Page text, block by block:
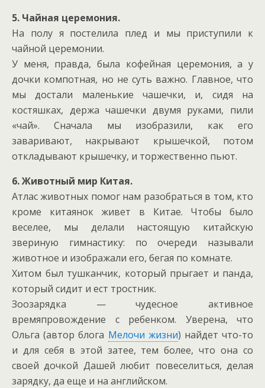
5. Чайная церемония.
На полу я постелила плед и мы приступили к
чайной церемонии.
У меня, правда, была кофейная церемония, а у
дочки компотная, но не суть важно. Главное, что
мы достали маленькие чашечки, и, сидя на
костяшках, держа чашечки двумя руками, пили
«чай». Сначала мы изобразили, как его
заваривают, накрывают крышечкой, потом
откладывают крышечку, и торжественно пьют.
6. Животный мир Китая.
Атлас животных помог нам разобраться в том, кто
кроме китаянок живет в Китае. Чтобы было
веселее, мы делали настоящую китайскую
звериную гимнастику: по очереди называли
животное и изображали его, бегая по комнате.
Хитом был тушканчик, который прыгает и панда,
который сидит и ест тростник.
Зоозарядка — чудесное активное
времяпровождение с ребенком. Уверена, что
Ольга (автор блога Мелочи жизни) найдет что-то
и для себя в этой затее, тем более, что она со
своей дочкой Дашей любит повеселиться, делая
зарядку, да еще и на английском.